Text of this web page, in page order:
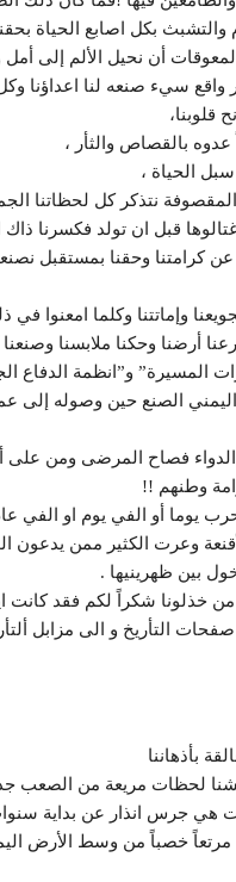
والتشبث بكل اصابع الحياة
أن نحيل الألم إلى أمل
واقع سيء صنعه لنا اعداؤنا
قلوبنا،
بالقصاص والثأر ،
الحياة ،
نتذكر كل لحظاتنا
قبل ان تولد فكسرنا ذاك
كرامتنا وحقنا بمستقبل
وإماتتنا وكلما امعنوا
أرضنا وحكنا ملابسنا
المسيرة” و”انظمة الدفاع
الصنع حين وصوله إلى
فصاح المرضى ومن على
وطنهم !!
يوما أو الفي يوم او الفي
وعرت الكثير ممن يدعون
بين ظهرينيها .
خذلونا شكراً لكم فقد كانت
بأذهاننا
لحظات مريعة من الصعب
هي جرس انذار عن بداية
خصباً من وسط الأرض